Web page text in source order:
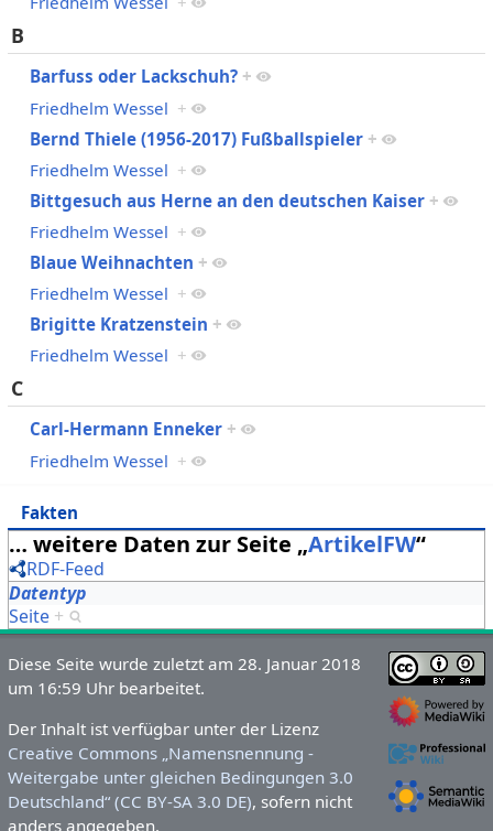
B
Barfuss oder Lackschuh? +
Friedhelm Wessel +
Bernd Thiele (1956-2017) Fußballspieler +
Friedhelm Wessel +
Bittgesuch aus Herne an den deutschen Kaiser +
Friedhelm Wessel +
Blaue Weihnachten +
Friedhelm Wessel +
Brigitte Kratzenstein +
Friedhelm Wessel +
C
Carl-Hermann Enneker +
Friedhelm Wessel +
Fakten
… weitere Daten zur Seite „ArtikelFW“
RDF-Feed
Datentyp
Seite +
Diese Seite wurde zuletzt am 28. Januar 2018
um 16:59 Uhr bearbeitet.
Der Inhalt ist verfügbar unter der Lizenz
Creative Commons „Namensnennung -
Weitergabe unter gleichen Bedingungen 3.0
Deutschland“ (CC BY-SA 3.0 DE), sofern nicht
anders angegeben.